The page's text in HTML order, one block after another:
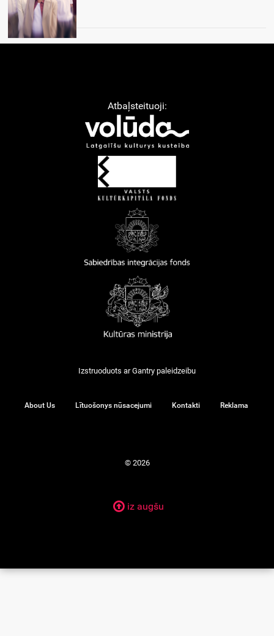
Atbaļsteituoji:
Izstruoduots arGantry paleidzeibu
About Us Lītuošonys nūsacejumi Kontakti Reklama
© 2026
iz augšu